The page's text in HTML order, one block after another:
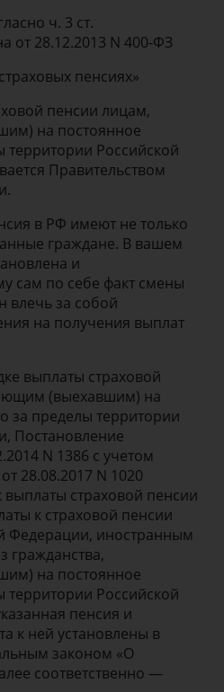
ч. 3 ст.
от 28.12.2013 N 400-ФЗ
пенсиях»
пенсии лицам,
на постоянное
территории Российской
Правительством
в РФ имеют не только
граждане. В вашем
и
сам по себе факт смены
влечь за собой
на получения выплат
выплаты страховой
(выехавшим) на
за пределы территории
Постановление
N 1386 с учетом
28.08.2017 N 1020
выплаты страховой пенсии
к страховой пенсии
Федерации, иностранным
гражданства,
на постоянное
территории Российской
пенсия и
к ней установлены в
законом «О
соответственно —